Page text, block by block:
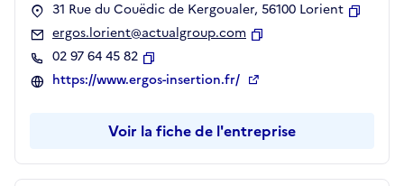
31 Rue du Couëdic de Kergoualer, 56100 Lorient
ergos.lorient@actualgroup.com
02 97 64 45 82
Copier
https://www.ergos-insertion.fr/
Voir la fiche de l'entreprise